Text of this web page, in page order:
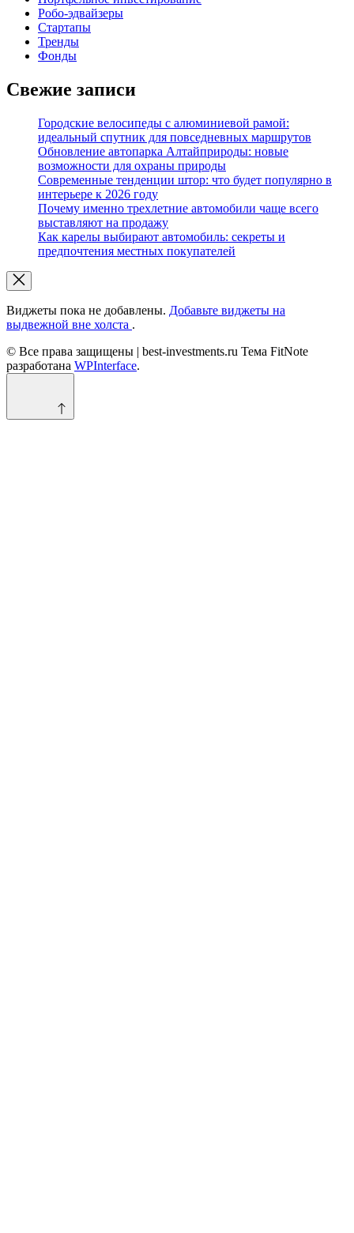
Робо-эдвайзеры
Стартапы
Тренды
Фонды
Свежие записи
Городские велосипеды с алюминиевой рамой:
идеальный спутник для повседневных маршрутов
Обновление автопарка Алтайприроды: новые
возможности для охраны природы
Современные тенденции штор: что будет популярно в
интерьере к 2026 году
Почему именно трехлетние автомобили чаще всего
выставляют на продажу
Как карелы выбирают автомобиль: секреты и
предпочтения местных покупателей
Виджеты пока не добавлены. Добавьте виджеты на
выдвежной вне холста .
© Все права защищены | best-investments.ru Тема FitNote
разработана WPInterface.